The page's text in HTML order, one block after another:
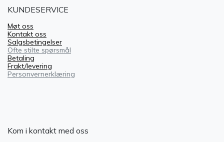
KUNDESERVICE
Møt oss
Kontakt oss
Salgsbetingelser
Ofte stilte spørsmål
Betaling
Frakt/levering
Personvernerklæring
Kom i kontakt med oss